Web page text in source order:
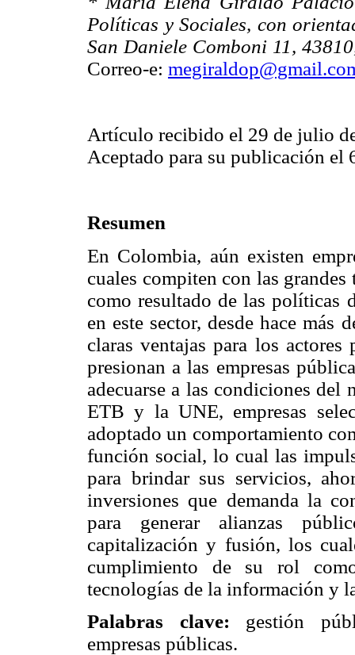
Políticas y Sociales, con
San Daniele Comboni 11,
Correo-e:
Artículo recibido el 29 de julio
Aceptado para su publicación el
Resumen
En Colombia, aún existen
cuales compiten con las
como resultado de las políticas
en este sector, desde hace más
claras ventajas para los
presionan a las empresas
adecuarse a las condiciones
ETB y la UNE, empresas
adoptado un comportamiento
función social, lo cual las
para brindar sus servicios,
inversiones que demanda la
para generar alianzas
capitalización y fusión, los
cumplimiento de su rol
tecnologías de la información y
Palabras clave: gestión
empresas públicas.